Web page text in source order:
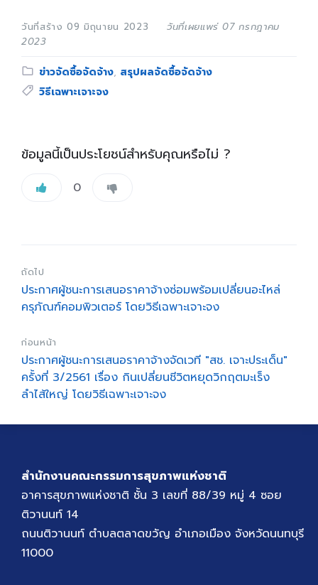
วันที่สร้าง 09 มิถุนายน 2023
วันที่เผยแพร่ 07 กรกฎาคม
2023
Category:
ข่าวจัดซื้อจัดจ้าง, สรุปผลจัดซื้อจัดจ้าง
Tags:
วิธีเฉพาะเจาะจง
ข้อมูลนี้เป็นประโยชน์สำหรับคุณหรือไม่ ?
0
ถัดไป
ประกาศผู้ชนะการเสนอราคาจ้างซ่อมพร้อมเปลี่ยนอะไหล่
ครุภัณฑ์คอมพิวเตอร์ โดยวิธีเฉพาะเจาะจง
ก่อนหน้า
ประกาศผู้ชนะการเสนอราคาจ้างจัดเวที "สช. เจาะประเด็น"
ครั้งที่ 3/2561 เรื่อง กินเปลี่ยนชีวิตหยุดวิกฤตมะเร็ง
ลำไส้ใหญ่ โดยวิธีเฉพาะเจาะจง
สำนักงานคณะกรรมการสุขภาพแห่งชาติ
อาคารสุขภาพแห่งชาติ ชั้น 3 เลขที่ 88/39 หมู่ 4 ซอย
ติวานนท์ 14
ถนนติวานนท์ ตำบลตลาดขวัญ อำเภอเมือง จังหวัดนนทบุรี
11000